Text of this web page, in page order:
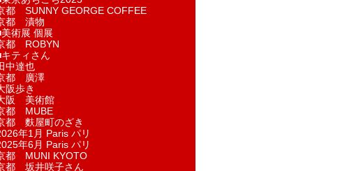
都 SUNNY GEORGE COFFEE
都 漬物
術展 個展
都 ROBYN
ティさん
中達也
都 廣澤
阪歩き
阪 美術館
都 MUBE
都 麩屋町のざき
年1月 Paris パリ
年6月 Paris パリ
都 MUNI KYOTO
都 坂井咲子さん